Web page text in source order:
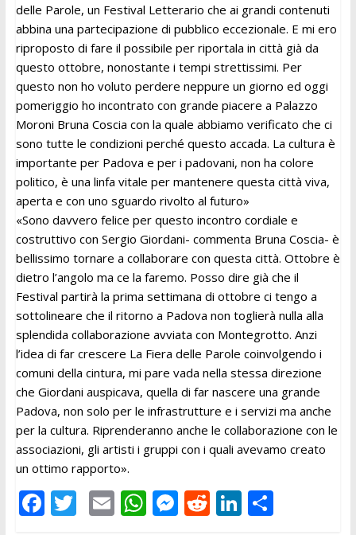
delle Parole, un Festival Letterario che ai grandi contenuti
abbina una partecipazione di pubblico eccezionale. E mi ero
riproposto di fare il possibile per riportala in città già da
questo ottobre, nonostante i tempi strettissimi. Per
questo non ho voluto perdere neppure un giorno ed oggi
pomeriggio ho incontrato con grande piacere a Palazzo
Moroni Bruna Coscia con la quale abbiamo verificato che ci
sono tutte le condizioni perché questo accada. La cultura è
importante per Padova e per i padovani, non ha colore
politico, è una linfa vitale per mantenere questa città viva,
aperta e con uno sguardo rivolto al futuro»
«Sono davvero felice per questo incontro cordiale e
costruttivo con Sergio Giordani- commenta Bruna Coscia- è
bellissimo tornare a collaborare con questa città. Ottobre è
dietro l’angolo ma ce la faremo. Posso dire già che il
Festival partirà la prima settimana di ottobre ci tengo a
sottolineare che il ritorno a Padova non toglierà nulla alla
splendida collaborazione avviata con Montegrotto. Anzi
l’idea di far crescere La Fiera delle Parole coinvolgendo i
comuni della cintura, mi pare vada nella stessa direzione
che Giordani auspicava, quella di far nascere una grande
Padova, non solo per le infrastrutture e i servizi ma anche
per la cultura. Riprenderanno anche le collaborazione con le
associazioni, gli artisti i gruppi con i quali avevamo creato
un ottimo rapporto».
F T E W M R Li C